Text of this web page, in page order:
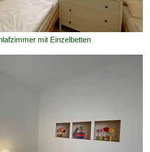
mit Einzelbetten